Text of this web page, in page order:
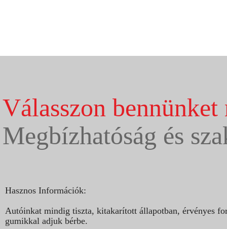
Válasszon bennünket
Megbízhatóság és
Hasznos Információk:
Autóinkat mindig tiszta, kitakarított állapotban, érvényes
gumikkal adjuk bérbe.